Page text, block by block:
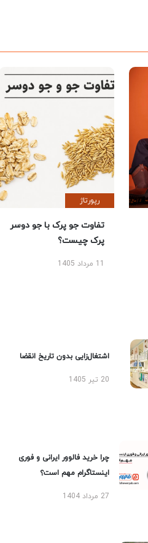
رپورتاژ
تفاوت جو پرک با جو دوسر
پرک چیست؟
11 مرداد 1405
اشتغال‌زایی بدون تاریخ انقضا
20 تیر 1405
چرا خرید فالوور ایرانی و فوری
اینستاگرام مهم است؟
27 مرداد 1404